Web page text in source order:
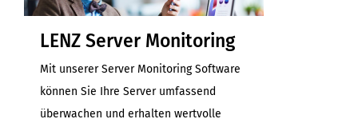
LENZ Server Monitoring
Mit unserer Server Monitoring Software
können Sie Ihre Server umfassend
überwachen und erhalten wertvolle